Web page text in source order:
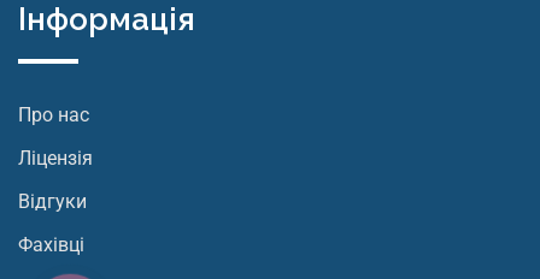
Інформація
Про нас
Ліцензія
Відгуки
Фахівці